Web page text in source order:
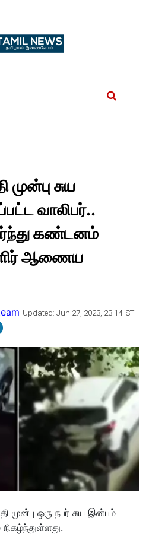
சுய
வாலிபர்..
கண்டனம்
ஆணைய
Updated: Jun 27, 2023, 23:14 IST
முன்பு ஒரு நபர் சுய இன்பம்